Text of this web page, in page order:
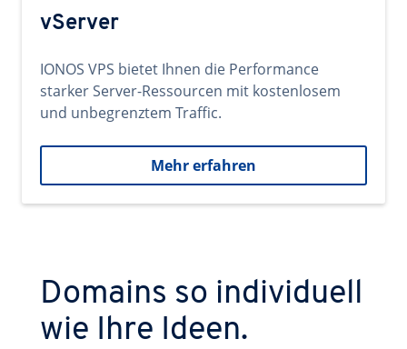
vServer
IONOS VPS bietet Ihnen die Performance
starker Server-Ressourcen mit kostenlosem
und unbegrenztem Traffic.
Mehr erfahren
Domains so individuell
wie Ihre Ideen.